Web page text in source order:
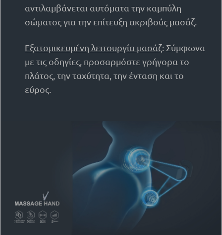
αντιλαμβάνεται αυτόματα την καμπύλη
σώματος για την επίτευξη ακριβούς μασάζ.
Εξατομικευμένη λειτουργία μασάζ: Σύμφωνα
με τις οδηγίες, προσαρμόστε γρήγορα το
πλάτος, την ταχύτητα, την ένταση και το
εύρος.